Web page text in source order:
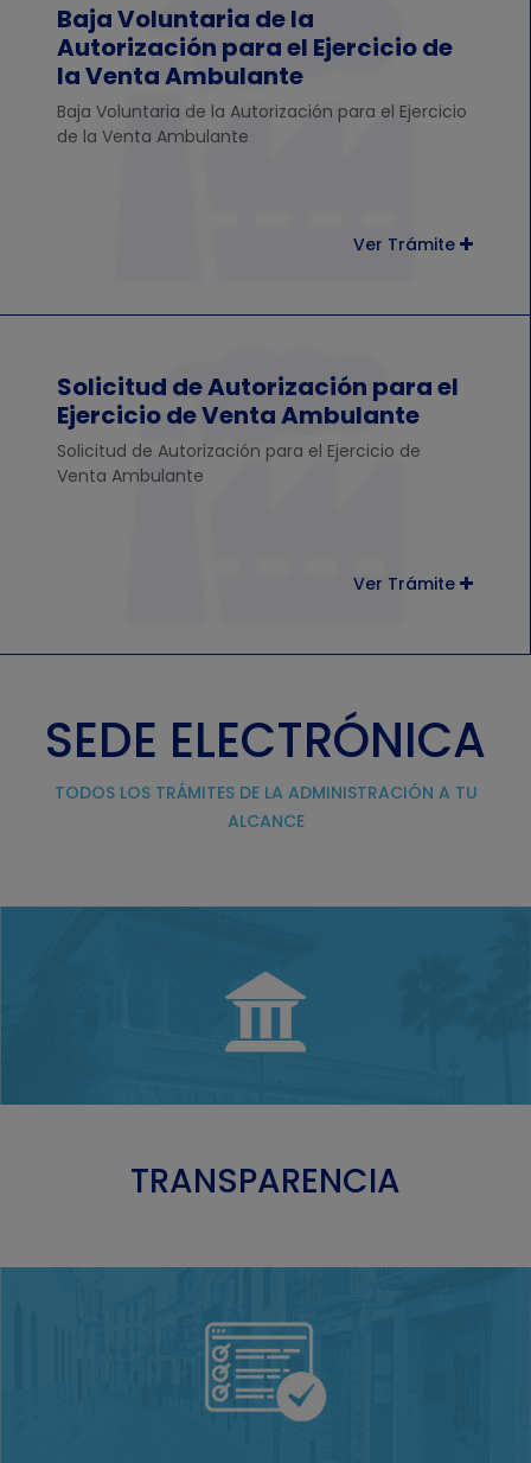
Baja Voluntaria de la
Autorización para el Ejercicio de
la Venta Ambulante
Baja Voluntaria de la Autorización para el Ejercicio
de la Venta Ambulante
Ver Trámite
Solicitud de Autorización para el
Ejercicio de Venta Ambulante
Solicitud de Autorización para el Ejercicio de
Venta Ambulante
Ver Trámite
SEDE ELECTRÓNICA
TODOS LOS TRÁMITES DE LA ADMINISTRACIÓN A TU
ALCANCE
TRANSPARENCIA